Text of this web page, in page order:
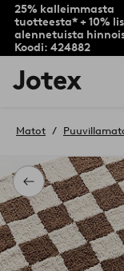
25% kalleimmasta
tuotteesta* + 10%
alennetuista
Koodi: 424882
Jotex-
logo
aloitussivulle
Takaisin
Matot